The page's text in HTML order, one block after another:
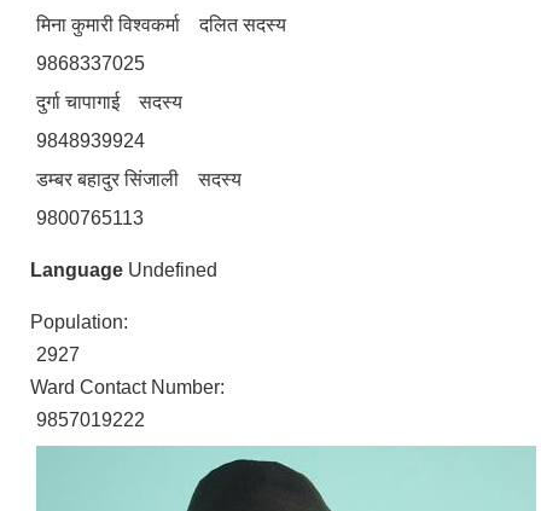
मिना कुमारी विश्वकर्मा दलित सदस्य
9868337025
दुर्गा चापागाई सदस्य
9848939924
डम्बर बहादुर सिंजाली सदस्य
9800765113
Language Undefined
Population:
2927
Ward Contact Number:
9857019222